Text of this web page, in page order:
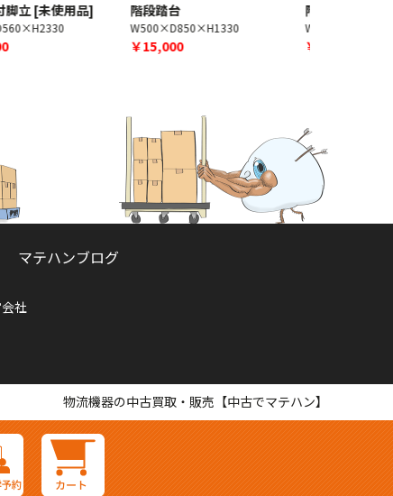
踏台 階段踏台
W690×D900×H1900
￥18,000
マテハンブログ
社
物流機器の中古買取・販売【中古でマテハン】